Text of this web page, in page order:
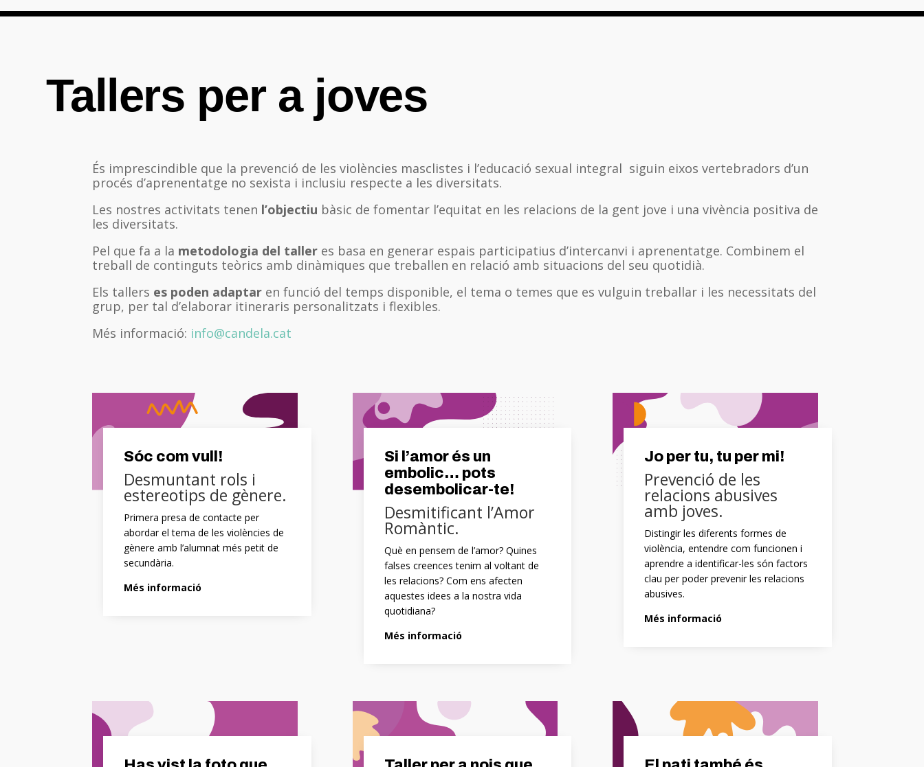
Tallers per a joves
És imprescindible que la prevenció de les violències masclistes i l’educació sexual integral siguin eixos vertebradors d’un
procés d’aprenentatge no sexista i inclusiu respecte a les diversitats.
Les nostres activitats tenen l’objectiu bàsic de fomentar l’equitat en les relacions de la gent jove i una vivència positiva de
les diversitats.
Pel que fa a la metodologia del taller es basa en generar espais participatius d’intercanvi i aprenentatge. Combinem el
treball de continguts teòrics amb dinàmiques que treballen en relació amb situacions del seu quotidià.
Els tallers es poden adaptar en funció del temps disponible, el tema o temes que es vulguin treballar i les necessitats del
grup, per tal d’elaborar itineraris personalitzats i flexibles.
Més informació: info@candela.cat
Sóc com vull!
Desmuntant rols i
estereotips de gènere.
Primera presa de contacte per
abordar el tema de les violències de
gènere amb l’alumnat més petit de
secundària.
Més informació
Si l’amor és un
embolic… pots
desembolicar-te!
Desmitificant l’Amor
Romàntic.
Què en pensem de l’amor? Quines
falses creences tenim al voltant de
les relacions? Com ens afecten
aquestes idees a la nostra vida
quotidiana?
Més informació
Jo per tu, tu per mi!
Prevenció de les
relacions abusives
amb joves.
Distingir les diferents formes de
violència, entendre com funcionen i
aprendre a identificar-les són factors
clau per poder prevenir les relacions
abusives.
Més informació